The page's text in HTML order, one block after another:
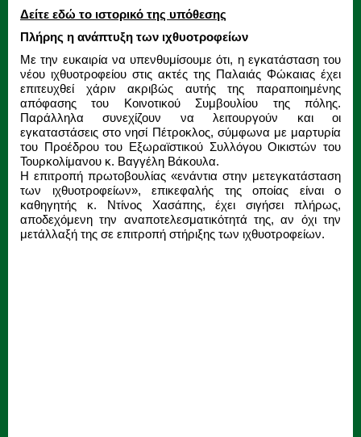
Δείτε εδώ το ιστορικό της υπόθεσης
Πλήρης η ανάπτυξη των ιχθυοτροφείων
Με την ευκαιρία να υπενθυμίσουμε ότι, η εγκατάσταση του
νέου ιχθυοτροφείου στις ακτές της Παλαιάς Φώκαιας έχει
επιτευχθεί χάριν ακριβώς αυτής της παραποιημένης
απόφασης του Κοινοτικού Συμβουλίου της πόλης.
Παράλληλα συνεχίζουν να λειτουργούν και οι
εγκαταστάσεις στο νησί Πέτροκλος, σύμφωνα με μαρτυρία
του Προέδρου του Εξωραϊστικού Συλλόγου Οικιστών του
Τουρκολίμανου κ. Βαγγέλη Βάκουλα.
Η επιτροπή πρωτοβουλίας «ενάντια στην μετεγκατάσταση
των ιχθυοτροφείων», επικεφαλής της οποίας είναι ο
καθηγητής κ. Ντίνος Χασάπης, έχει σιγήσει πλήρως,
αποδεχόμενη την αναποτελεσματικότητά της, αν όχι την
μετάλλαξή της σε επιτροπή στήριξης των ιχθυοτροφείων.